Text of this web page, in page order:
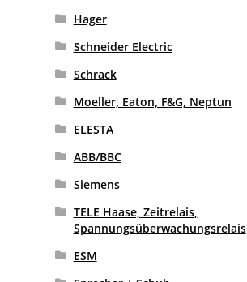
Hager
Schneider Electric
Schrack
Moeller, Eaton, F&G, Neptun
ELESTA
ABB/BBC
Siemens
TELE Haase, Zeitrelais,
Spannungsüberwachungsrelais
ESM